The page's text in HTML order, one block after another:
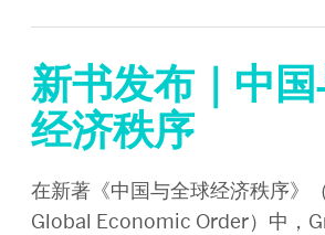
研究团队
GDP IN ENGLISH
新书发布｜中
经济秩序
在新著《中国与全球经济秩序》
Global Economic Order）中，